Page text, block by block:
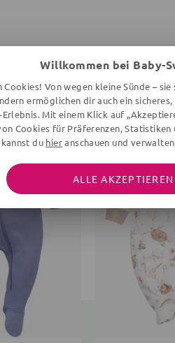
DAS WIRST DU
Willkommen bei Baby-
Cookies! Von wegen kleine Sünde –
ermöglichen dir auch ein
Mit einem Klick auf
Cookies für Präferenzen,
du hieranschauen und
ALLE AKZEPTIEREN